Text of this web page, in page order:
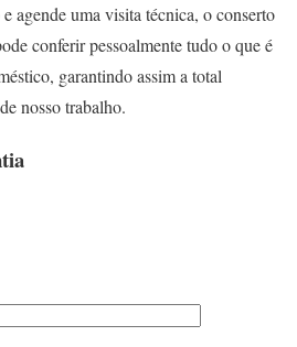
agende uma visita técnica, o conserto
conferir pessoalmente tudo o que é
garantindo assim a total
nosso trabalho.